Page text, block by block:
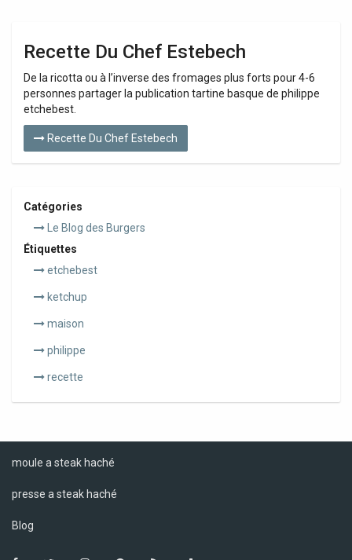
Recette Du Chef Estebech
De la ricotta ou à l’inverse des fromages plus forts pour 4-6
personnes partager la publication tartine basque de philippe
etchebest.
Recette Du Chef Estebech
Catégories
Le Blog des Burgers
Étiquettes
etchebest
ketchup
maison
philippe
recette
moule a steak haché
presse a steak haché
Blog